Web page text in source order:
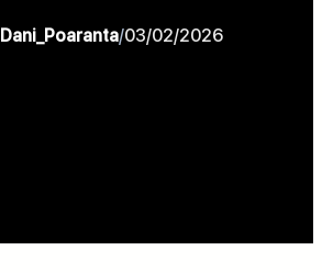
Dani_Poaranta/03/02/2026